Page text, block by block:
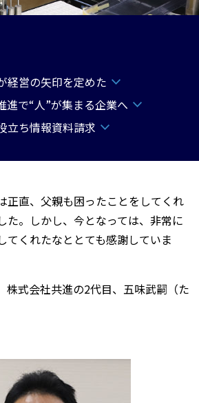
経営の矢印を定めた
進で“人”が集まる企業へ
立ち情報資料請求
正直、父親も困ったことをしてくれ
た。しかし、今となっては、非常に
てくれたなととても感謝していま
株式会社共進の2代目、五味武嗣（た